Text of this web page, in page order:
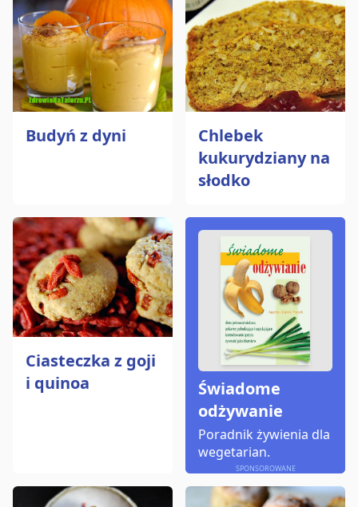
Budyń z dyni
Chlebek
kukurydziany na
słodko
Ciasteczka z goji
i quinoa
Świadome
odżywanie
Poradnik żywienia dla
wegetarian.
SPONSOROWANE